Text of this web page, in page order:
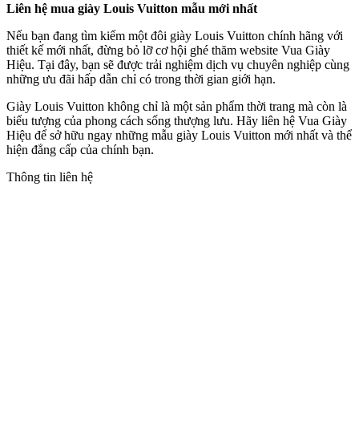
Liên hệ mua giày Louis Vuitton mẫu mới nhất
Nếu bạn đang tìm kiếm một đôi giày Louis Vuitton chính hãng với
thiết kế mới nhất, đừng bỏ lỡ cơ hội ghé thăm website Vua Giày
Hiệu. Tại đây, bạn sẽ được trải nghiệm dịch vụ chuyên nghiệp cùng
những ưu đãi hấp dẫn chỉ có trong thời gian giới hạn.
Giày Louis Vuitton không chỉ là một sản phẩm thời trang mà còn là
biểu tượng của phong cách sống thượng lưu. Hãy liên hệ Vua Giày
Hiệu để sở hữu ngay những mẫu giày Louis Vuitton mới nhất và thể
hiện đẳng cấp của chính bạn.
Thông tin liên hệ